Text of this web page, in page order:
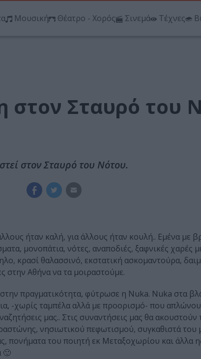
Μουσική Θέατρο - Χορός Σινεμά Τέχνες
Σταυρό του
στον Σταυρό του Νότου.
ήταν καλή, για άλλους ήταν κουλή.. Εμένα με
μονοπάτια, νότες, αναποδιές, ξαφνικές χαρές
κρασί θαλασσινό, εκστατική ασκομαντούρα,
στην Αθήνα να τα μοιραστούμε.
πραγματικότητα, φύτρωσε η Νuka. Nuka στα
-χωρίς ταμπέλα αλλά με προορισμό- που
μας.. Στις συναντήσεις μας θα ακουστούν
νησιωτικού πεφωτισμού, συγκαθιστά του
πονήματα του ποιητή εκ Μεταξοχωρίου και άλλα
🙂